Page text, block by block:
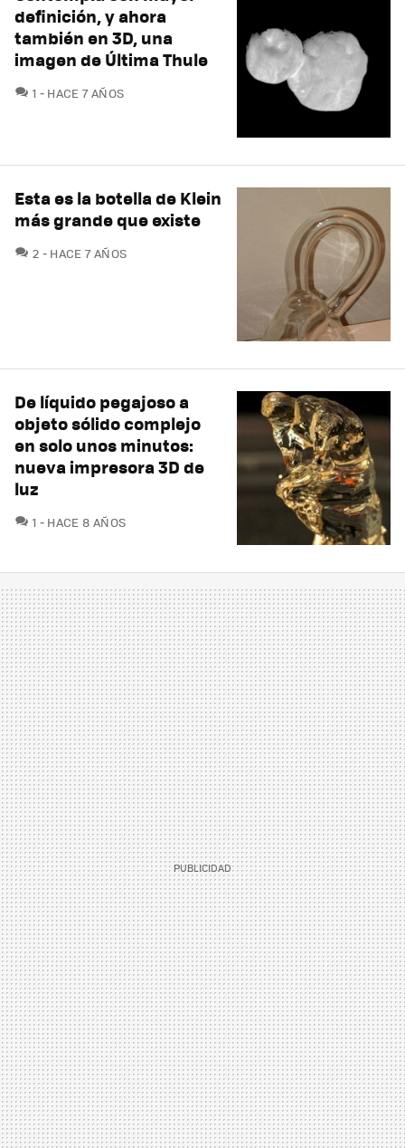
definición, y ahora
también en 3D, una
imagen de Última Thule
1 COMENTARIOS
HACE 7 AÑOS
Esta es la botella de Klein
más grande que existe
2 COMENTARIOS
HACE 7 AÑOS
De líquido pegajoso a
objeto sólido complejo
en solo unos minutos:
nueva impresora 3D de
luz
1 COMENTARIOS
HACE 8 AÑOS